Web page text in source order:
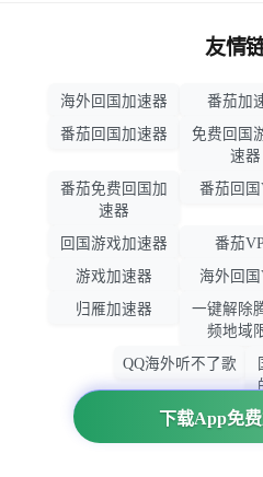
下载App免
友情
海外回国加速器 番茄加
番茄回国加速器
免费回国
速器
番茄免费回国加
速器
番茄回
回国游戏加速器
番茄
游戏加速器
海外回
归雁加速器
一键解除
频地域
QQ海外听不了歌